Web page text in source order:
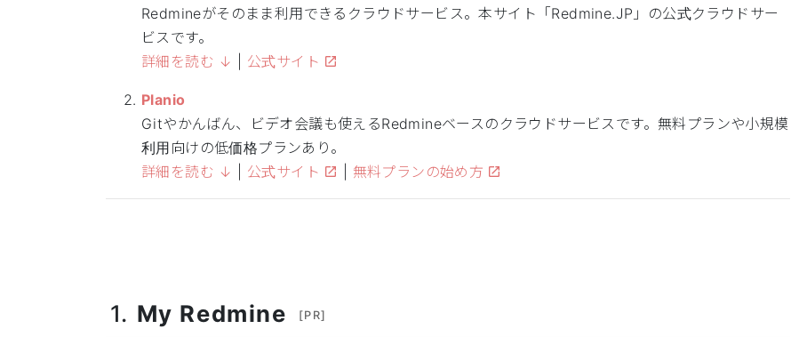
Redmineがそのまま利用できるクラウドサービス。本サイト「Redmine.JP」の公式クラウドサー
ビスです。
詳細を読む ↓
公式サイト
Planio
Gitやかんばん、ビデオ会議も使えるRedmineベースのクラウドサービスです。無料プランや小規模
利用向けの低価格プランあり。
詳細を読む ↓
公式サイト 無料プランの始め方
1. My Redmine [PR]